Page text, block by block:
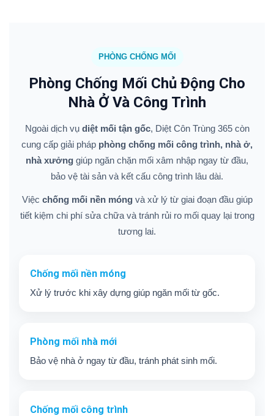
PHÒNG CHỐNG MỐI
Phòng Chống Mối Chủ Động Cho
Nhà Ở Và Công Trình
Ngoài dịch vụ diệt mối tận gốc, Diệt Côn Trùng 365 còn
cung cấp giải pháp phòng chống mối công trình, nhà ở,
nhà xưởng giúp ngăn chặn mối xâm nhập ngay từ đầu,
bảo vệ tài sản và kết cấu công trình lâu dài.
Việc chống mối nền móngvà xử lý từ giai đoạn đầu giúp
tiết kiệm chi phí sửa chữa và tránh rủi ro mối quay lại trong
tương lai.
Chống mối nền móng
Xử lý trước khi xây dựng giúp ngăn mối từ gốc.
Phòng mối nhà mới
Bảo vệ nhà ở ngay từ đầu, tránh phát sinh mối.
Chống mối công trình